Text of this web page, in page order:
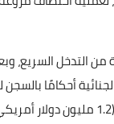
من التدخل السريع،